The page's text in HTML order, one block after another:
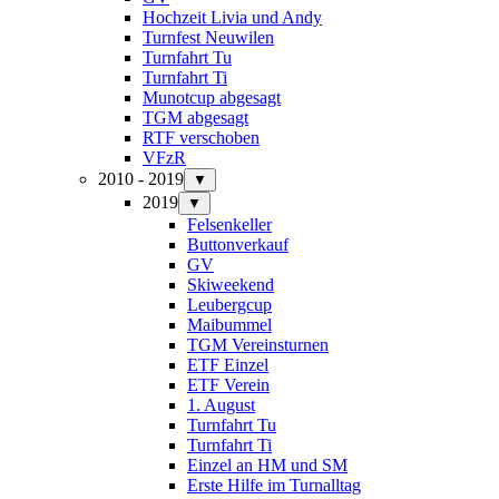
Hochzeit Livia und Andy
Turnfest Neuwilen
Turnfahrt Tu
Turnfahrt Ti
Munotcup abgesagt
TGM abgesagt
RTF verschoben
VFzR
2010 - 2019
▼
2019 ▼
Felsenkeller
Buttonverkauf
GV
Skiweekend
Leubergcup
Maibummel
TGM Vereinsturnen
ETF Einzel
ETF Verein
1. August
Turnfahrt Tu
Turnfahrt Ti
Einzel an HM und SM
Erste Hilfe im Turnalltag